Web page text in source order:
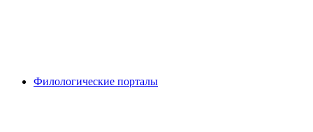
Филологические порталы